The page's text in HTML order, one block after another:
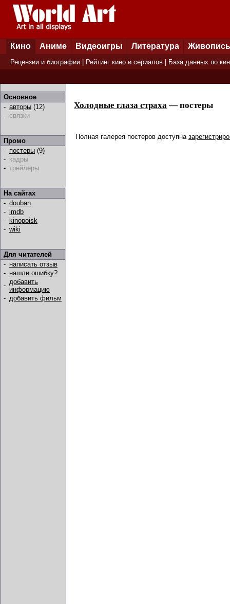
Кино Аниме Видеоигры Литература Живопись
Рецензии и биографии Рейтинг кино и сериалов База данных по
Основное
- авторы (12)
- связки
Промо
- постеры (9)
- кадры
- трейлеры
На сайтах
- douban
- imdb
- kinopoisk
- wiki
Для читателей
- написать отзыв
- нашли ошибку?
- добавить
информацию
- добавить фильм
Холодные глаза страха— постеры
Полная галерея постеров доступна